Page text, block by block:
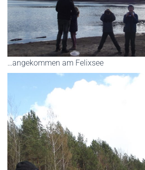
…angekommen am Felixsee